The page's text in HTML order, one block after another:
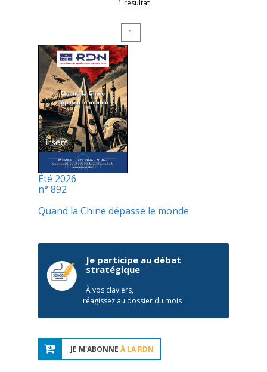
1 résultat
1
Été 2026
n° 892
Quand la Chine dépasse le monde
Je participe au débat
stratégique
À vos claviers,
réagissez au dossier du mois
JE M'ABONNE À LA RDN